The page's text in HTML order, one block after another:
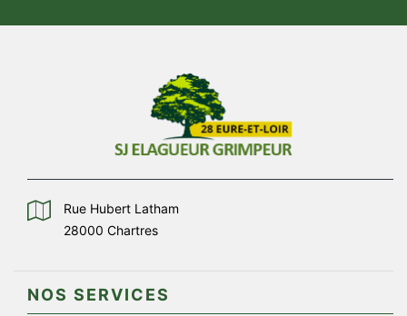
Rue Hubert Latham
28000 Chartres
NOS SERVICES